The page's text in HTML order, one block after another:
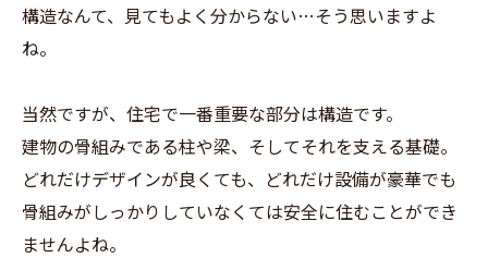
構造なんて、見てもよく分からない…そう思いますよ
ね。
当然ですが、住宅で一番重要な部分は構造です。
建物の骨組みである柱や梁、そしてそれを支える基礎。
どれだけデザインが良くても、どれだけ設備が豪華でも
骨組みがしっかりしていなくては安全に住むことができ
ませんよね。